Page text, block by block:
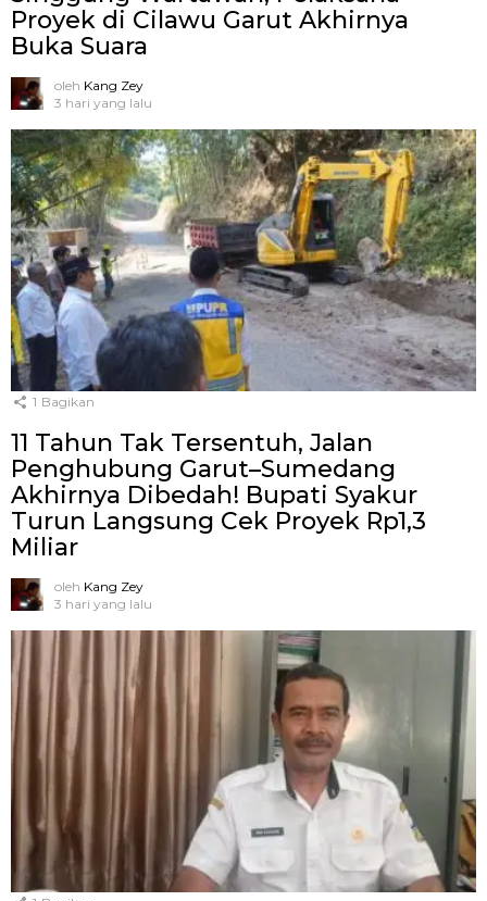
Proyek di Cilawu Garut Akhirnya
Buka Suara
oleh Kang Zey
3 hari yang lalu
1 Bagikan
11 Tahun Tak Tersentuh, Jalan
Penghubung Garut–Sumedang
Akhirnya Dibedah! Bupati Syakur
Turun Langsung Cek Proyek Rp1,3
Miliar
oleh Kang Zey
3 hari yang lalu